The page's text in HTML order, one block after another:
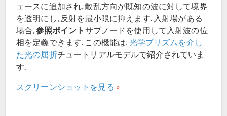
ェースに追加され, 散乱方向が既知の波に対して境界
を透明にし, 反射を最小限に抑えます. 入射場がある
場合, 参照ポイント サブノードを使用して入射波の位
相を定義できます. この機能は, 光学プリズムを介し
た光の屈折チュートリアルモデルで紹介されていま
す.
スクリーンショットを見る